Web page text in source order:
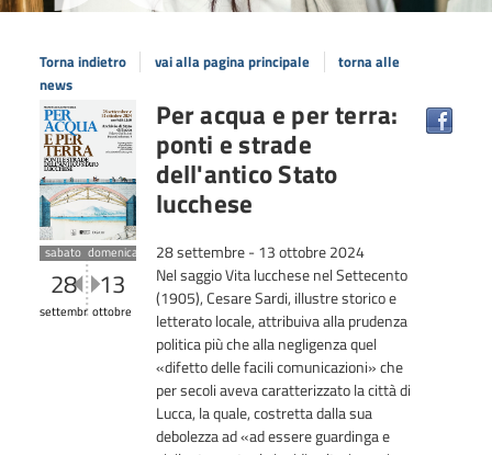
Torna indietro vai alla pagina principale
torna alle
news
sabato
28
settembre
domenica
13
ottobre
Per acqua e per terra:
ponti e strade
dell'antico Stato
lucchese
28 settembre - 13 ottobre 2024
Nel saggio Vita lucchese nel Settecento
(1905), Cesare Sardi, illustre storico e
letterato locale, attribuiva alla prudenza
politica più che alla negligenza quel
«difetto delle facili comunicazioni» che
per secoli aveva caratterizzato la città di
Lucca, la quale, costretta dalla sua
debolezza ad «ad essere guardinga e